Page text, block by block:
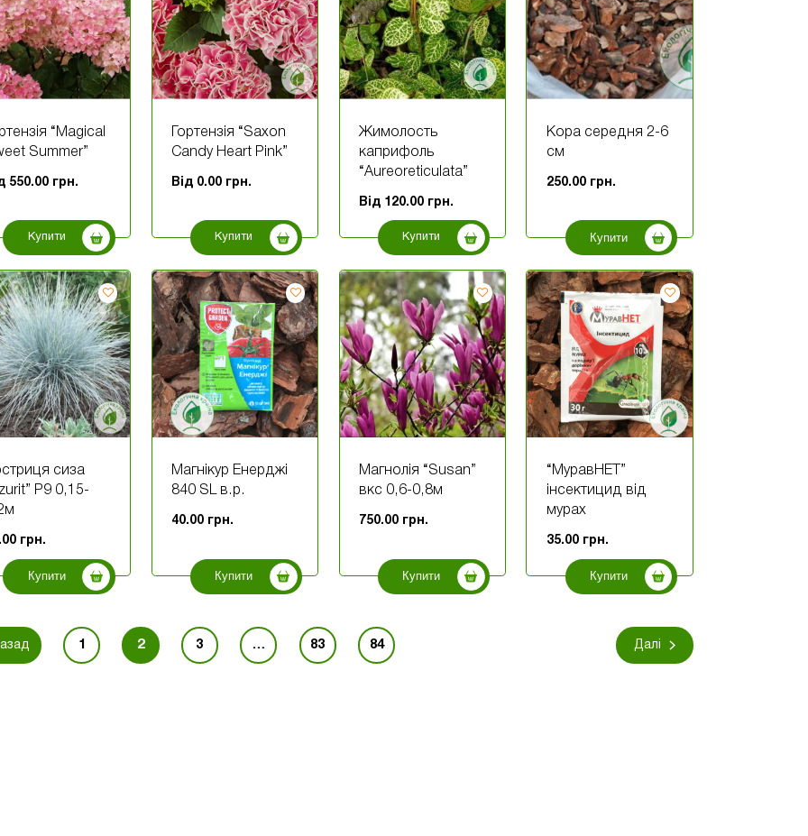
“Magical
Summer”
550.00 грн.
Купити
Гортензія “Saxon
Candy Heart Pink”
Від 0.00 грн.
Купити
Жимолость
каприфоль
“Aureoreticulata”
Від 120.00 грн.
Купити
Кора середня 2-6
см
250.00 грн.
Купити
сиза
Р9 0,15-
грн.
Купити
Магнікур Енерджі
840 SL в.р.
40.00 грн.
Купити
Магнолія “Susan”
вкс 0,6-0,8м
750.00 грн.
Купити
“МуравНЕТ”
інсектицид від
мурах
35.00 грн.
Купити
1 2 3 … 83 84 Далі